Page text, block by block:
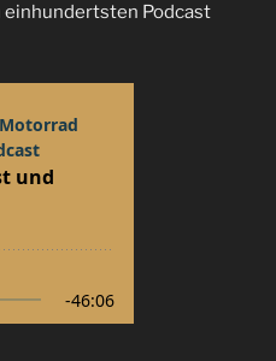
Podcast